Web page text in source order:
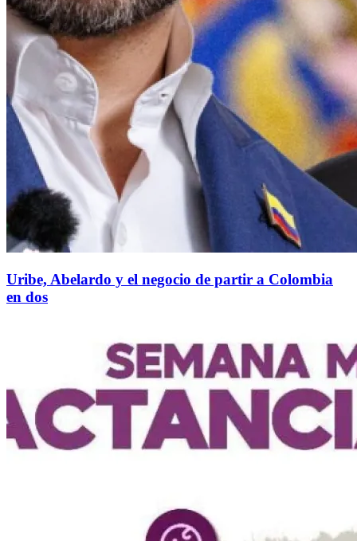
Uribe, Abelardo y el negocio de partir a Colombia
en dos